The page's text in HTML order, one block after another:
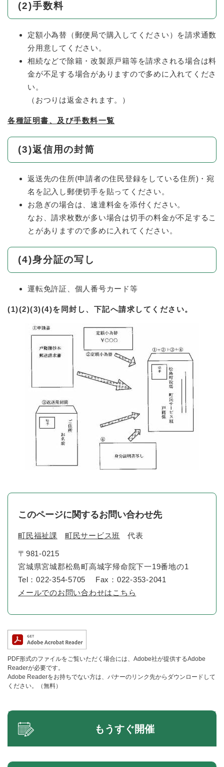
(2)手数料
定額小為替（郵便局で購入してください）を請求通数
分用意してください。
相続などで除籍・改製原戸籍等を請求される場合は料
金が不足する場合がありますので多めに入れてくださ
い。
（おつりは返金されます。）
各種証明書、及び手数料一覧
(3)返信用の封筒
返送先の住所(申請者の住民登録をしている住所)・宛
名を記入し郵便切手を貼ってください。
お急ぎの場合は、速達料金を添付ください。
なお、請求枚数が多い場合は切手の料金が不足するこ
とがありますので多めに入れてください。
(4)身分証の写し
運転免許証、個人番号カード等
(1)(2)(3)(4)を同封し、下記へ請求してください。
このページに関するお問い合わせ先
町民福祉課 町民サービス班 代表
〒981-0215
宮城県宮城郡松島町高城字帰命院下一19番地の1
Tel：022-354-5705
Fax：022-353-2041
メールでのお問い合わせはこちら
PDF形式のファイルをご覧いただく場合には、Adobe社が提供するAdobe
Readerが必要です。
Adobe Readerをお持ちでない方は、バナーのリンク先からダウンロードして
ください。（無料）
もうすぐ開催